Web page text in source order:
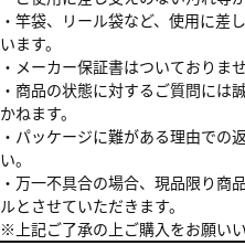
・竿袋、リール袋など、使用に差
います。
・メーカー保証書はついておりませ
・商品の状態に対するご質問には
かねます。
・パッケージに難がある理由での
い。
・万一不具合の場合、現品限り商
ルとさせていただきます。
※上記ご了承の上ご購入をお願いい